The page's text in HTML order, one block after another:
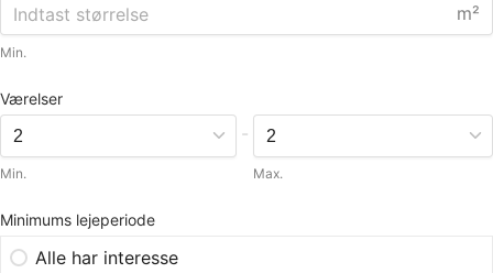
m²
Min.
Værelser
Min.
-
Max.
Minimums lejeperiode
Alle har interesse